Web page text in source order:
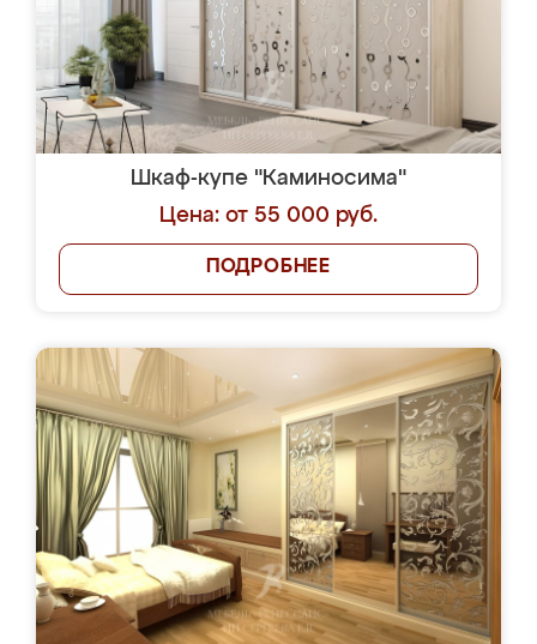
Шкаф-купе "Каминосима"
Цена: от 55 000 руб.
ПОДРОБНЕЕ